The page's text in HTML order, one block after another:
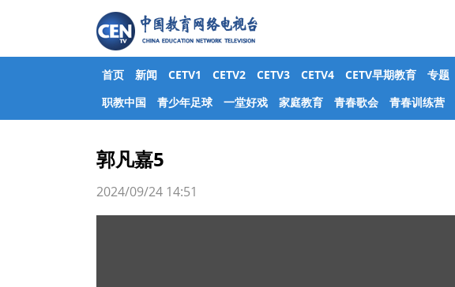
首页 新闻 CETV1 CETV2 CETV3 CETV4 CETV早期教育 专题
职教中国
青少年足球 一堂好戏 家庭教育 青春歌会 青春训练营
郭凡嘉5
2024/09/24 14:51